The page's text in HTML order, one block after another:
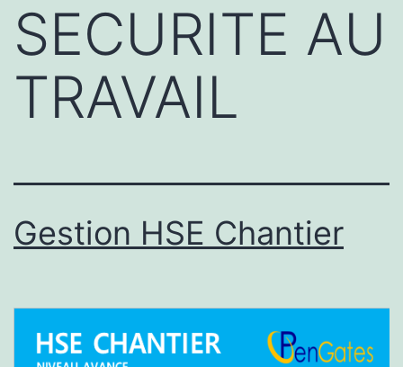
SECURITE AU
TRAVAIL
Gestion HSE Chantier